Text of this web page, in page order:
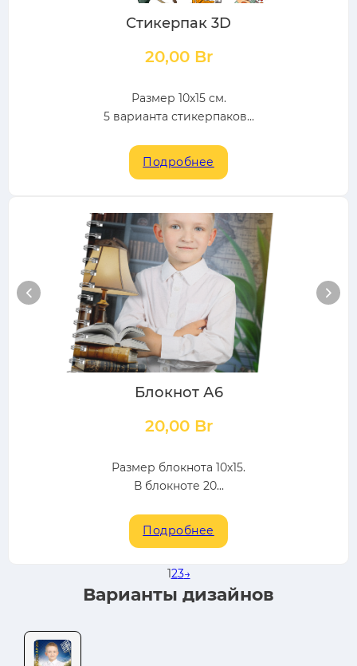
Стикерпак 3D
20,00 Br
Размер 10х15 см.
5 варианта стикерпаков...
Подробнее
Блокнот А6
20,00 Br
Размер блокнота 10х15.
В блокноте 20...
Подробнее
123→
Варианты дизайнов